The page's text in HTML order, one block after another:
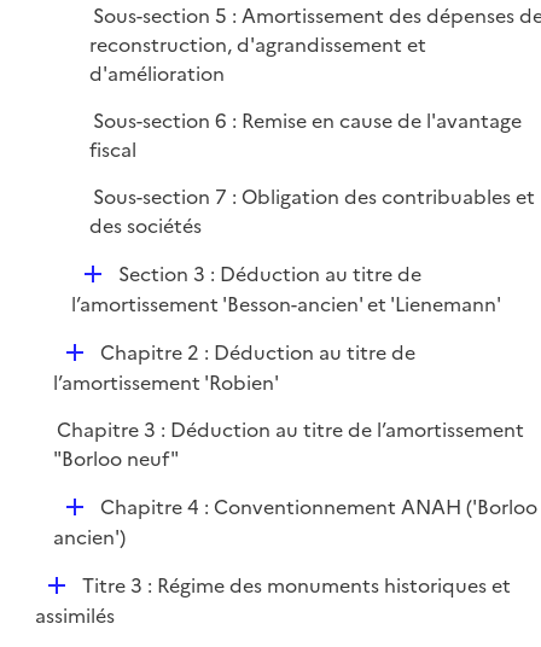
Sous-section 5 : Amortissement des dépenses
reconstruction, d'agrandissement et
d'amélioration
Sous-section 6 : Remise en cause de l'avantage
fiscal
Sous-section 7 : Obligation des contribuables et
des sociétés
D
é
l
i
e
r
Section 3 : Déduction au titre de
l’amortissement 'Besson-ancien' et 'Lienemann'
D
é
l
i
r
Chapitre 2 : Déduction au titre de
l’amortissement 'Robien'
Chapitre 3 : Déduction au titre de l’amortissement
"Borloo neuf"
D
é
l
i
Chapitre 4 : Conventionnement ANAH ('Borloo
ancien')
D
é
Titre 3 : Régime des monuments historiques et
assimilés